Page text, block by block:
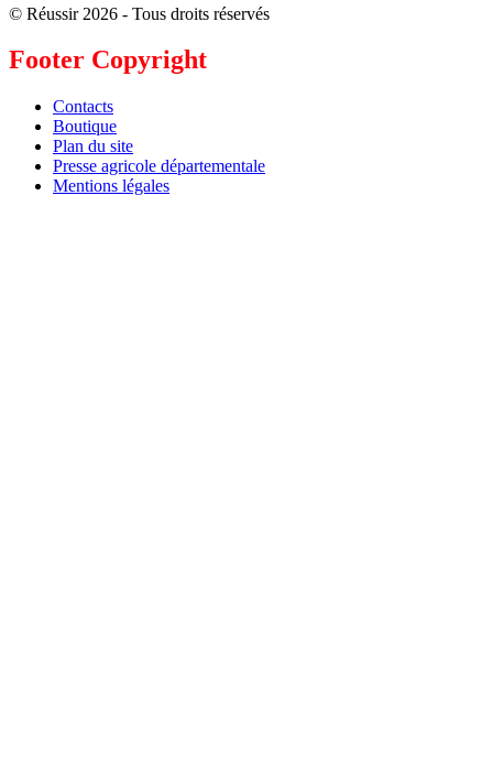
© Réussir 2026 - Tous droits réservés
Footer Copyright
Contacts
Boutique
Plan du site
Presse agricole départementale
Mentions légales